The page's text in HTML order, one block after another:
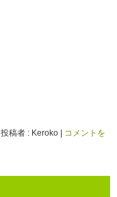
投稿者 : Keroko | コメントを